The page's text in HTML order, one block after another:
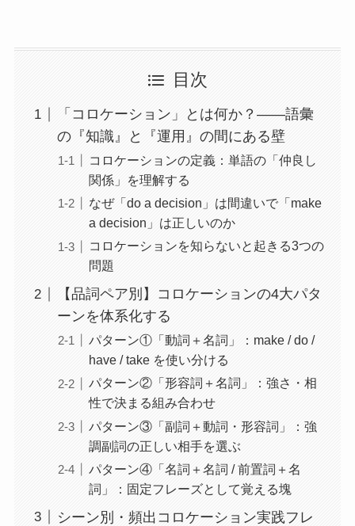
目次
「コロケーション」とは何か？――語彙
の『知識』と『運用』の間にある壁
コロケーションの定義：単語の「仲良し
関係」を理解する
なぜ「do a decision」は間違いで「make
a decision」は正しいのか
コロケーションを知らないと起きる3つの
問題
【品詞ペア別】コロケーションの4大パタ
ーンを体系化する
パターン①「動詞＋名詞」：make / do /
have / take を使い分ける
パターン②「形容詞＋名詞」：強さ・相
性で決まる組み合わせ
パターン③「副詞＋動詞・形容詞」：強
調副詞の正しい相手を選ぶ
パターン④「名詞＋名詞 / 前置詞＋名
詞」：固定フレーズとして覚える塊
シーン別・頻出コロケーション実践フレ